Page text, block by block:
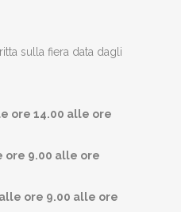
sulla fiera data dagli
ore 14.00 alle ore
ore 9.00 alle ore
ore 9.00 alle ore